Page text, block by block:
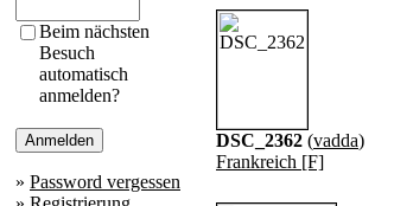
Beim nächsten
Besuch
automatisch
anmelden?
» Password vergessen
DSC_2362 (vadda)
Frankreich [F]